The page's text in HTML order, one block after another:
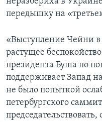
передышку на
«Выступление Чейни
растущее
президента Буша по
поддерживает Запад
не было попыткой
петербургского
председательствовать,